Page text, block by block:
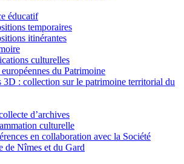
éducatif
temporaires
itinérantes
culturelles
européennes du Patrimoine
3D : collection sur le patrimoine territorial du
d’archives
culturelle
en collaboration avec la Société
de Nîmes et du Gard